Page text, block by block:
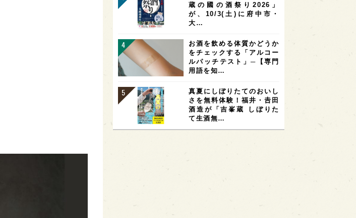
蔵の國の酒祭り2026」
が、10/3(土)に府中市・
大…
お酒を飲める体質かどうか
をチェックする「アルコー
ルパッチテスト」─【専門
用語を知…
真夏にしぼりたてのおいし
さを無料体験！福井・𠮷田
酒造が「吉峯蔵 しぼりた
て生酒無…